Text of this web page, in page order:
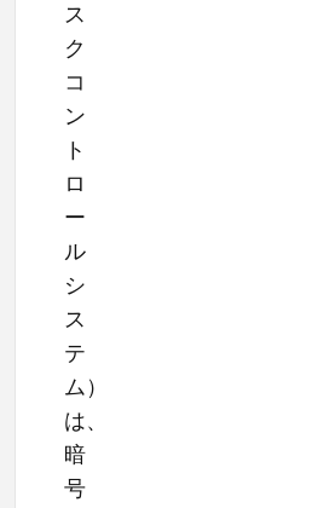
ス
ク
コ
ン
ト
ロ
ー
ル
シ
ス
テ
ム）
は、
暗
号